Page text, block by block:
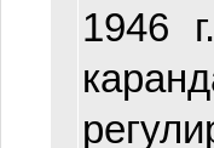
1946